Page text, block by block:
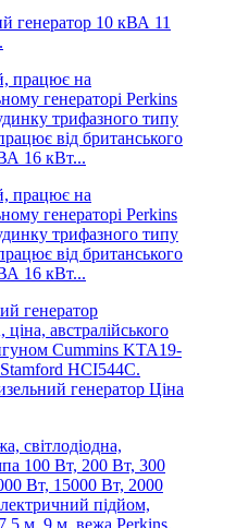
генератор 10 кВА 11
від британського
16 кВт...
від британського
16 кВт...
генератор Ціна